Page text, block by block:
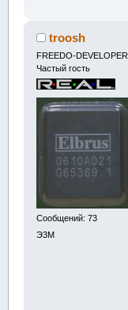
troosh
FREEDO-DEVELOPER
Частый гость
Сообщений: 73
Э3М